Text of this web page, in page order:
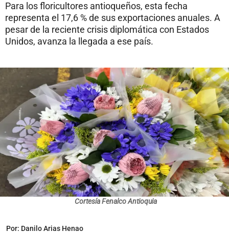
Para los floricultores antioqueños, esta fecha
representa el 17,6 % de sus exportaciones anuales. A
pesar de la reciente crisis diplomática con Estados
Unidos, avanza la llegada a ese país.
Cortesía Fenalco Antioquia
Por: Danilo Arias Henao